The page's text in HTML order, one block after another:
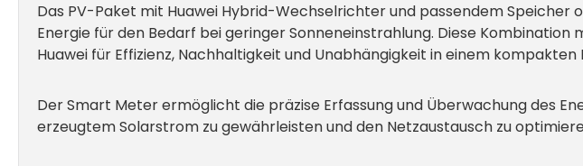
Das PV-Paket mit Huawei Hybrid-Wechselrichter und passendem
Energie für den Bedarf bei geringer Sonneneinstrahlung. Diese
Huawei für Effizienz, Nachhaltigkeit und Unabhängigkeit in einem kompakten
Der Smart Meter ermöglicht die präzise Erfassung und Überwachung des
erzeugtem Solarstrom zu gewährleisten und den Netzaustausch zu